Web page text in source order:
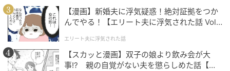
夫に怒りの鉄槌を
「残念でした、A（夫）の妻です。ねぇ、人の夫に何し
てんの？ 職場にバラされたくなかったらさっさと別れ
て！」と言い放ったそう。夫はただぼうぜんとしてい
【漫画】新婚夫に浮気疑惑！絶対証拠をつか
んでやる！【エリート夫に浮気された話 Vol.
エリート夫に浮気された話
【スカッと漫画】双子の娘より飲み会が大
事!? 親の自覚がない夫を懲らしめた話【第1